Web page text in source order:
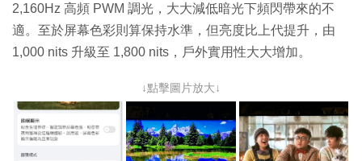
2,160Hz 高頻 PWM 調光，大大減低暗光下頻閃帶來的不
適。至於屏幕色彩則算保持水準，但亮度比上代提升，由
1,000 nits 升級至 1,800 nits，戶外實用性大大增加。
↓點擊圖片放大↓